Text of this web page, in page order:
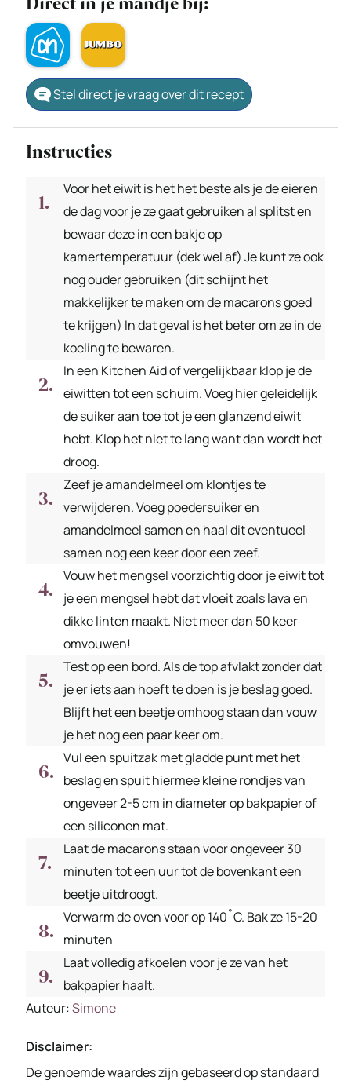
Stel direct je vraag over dit recept
Instructies
Voor het eiwit is het het beste als je de eieren
de dag voor je ze gaat gebruiken al splitst en
bewaar deze in een bakje op
kamertemperatuur (dek wel af) Je kunt ze ook
nog ouder gebruiken (dit schijnt het
makkelijker te maken om de macarons goed
te krijgen) In dat geval is het beter om ze in de
koeling te bewaren.
In een Kitchen Aid of vergelijkbaar klop je de
eiwitten tot een schuim. Voeg hier geleidelijk
de suiker aan toe tot je een glanzend eiwit
hebt. Klop het niet te lang want dan wordt het
droog.
Zeef je amandelmeel om klontjes te
verwijderen. Voeg poedersuiker en
amandelmeel samen en haal dit eventueel
samen nog een keer door een zeef.
Vouw het mengsel voorzichtig door je eiwit tot
je een mengsel hebt dat vloeit zoals lava en
dikke linten maakt. Niet meer dan 50 keer
omvouwen!
Test op een bord. Als de top afvlakt zonder dat
je er iets aan hoeft te doen is je beslag goed.
Blijft het een beetje omhoog staan dan vouw
je het nog een paar keer om.
Vul een spuitzak met gladde punt met het
beslag en spuit hiermee kleine rondjes van
ongeveer 2-5 cm in diameter op bakpapier of
een siliconen mat.
Laat de macarons staan voor ongeveer 30
minuten tot een uur tot de bovenkant een
beetje uitdroogt.
Verwarm de oven voor op 140˚C. Bak ze 15-20
minuten
Laat volledig afkoelen voor je ze van het
bakpapier haalt.
Auteur
Auteur:Simone
Disclaimer:
De genoemde waardes zijn gebaseerd op standaard